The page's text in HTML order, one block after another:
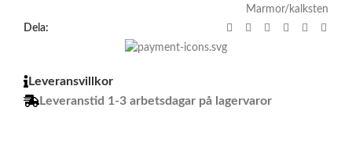
Marmor/kalksten
Dela:
Leveransvillkor
Leveranstid 1-3 arbetsdagar på lagervaror